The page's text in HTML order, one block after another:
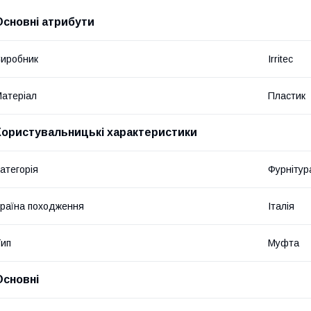
атрибути
Irritec
Пластик
характеристики
походження Італія
Муфта